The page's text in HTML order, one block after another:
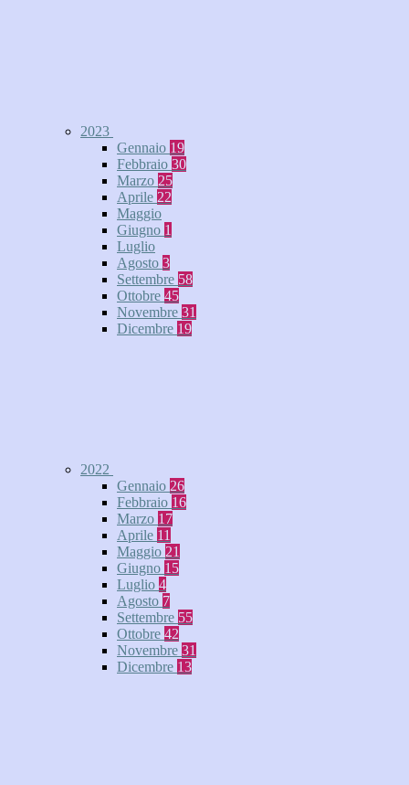
2023
Gennaio 19
Febbraio 30
Marzo 25
Aprile 22
Maggio
Giugno 1
Luglio
Agosto 3
Settembre 58
Ottobre 45
Novembre 31
Dicembre 19
2022
Gennaio 26
Febbraio 16
Marzo 17
Aprile 11
Maggio 21
Giugno 15
Luglio 4
Agosto 7
Settembre 55
Ottobre 42
Novembre 31
Dicembre 13